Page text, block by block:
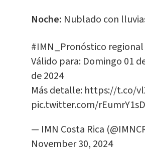
Noche: Nublado con
#IMN_Pronóstico
Válido para: Domingo 01
de 2024
Más detalle: https://t.co/
pic.twitter.com/
— IMN Costa Rica
November 30, 2024